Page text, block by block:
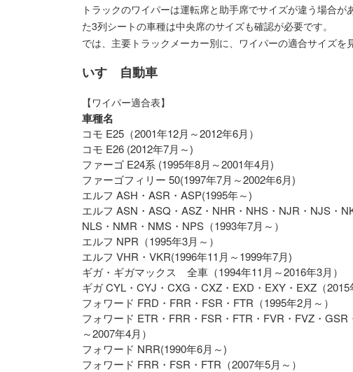
トラックのワイパーは運転席と助手席でサイズが違う場合
た3列シートの車種は中央席のサイズも確認が必要です。
では、主要トラックメーカー別に、ワイパーの適合サイズを
いすゞ自動車
【ワイパー適合表】
車種名
コモ E25（2001年12月～2012年6月）
コモ E26 (2012年7月～)
ファーゴ E24系 (1995年8月～2001年4月)
ファーゴフィリー 50(1997年7月～2002年6月)
エルフ ASH・ASR・ASP(1995年～)
エルフ ASN・ASQ・ASZ・NHR・NHS・NJR・NJS・
NLS・NMR・NMS・NPS（1993年7月～）
エルフ NPR（1995年3月～）
エルフ VHR・VKR(1996年11月～1999年7月)
ギガ・ギガマックス 全車（1994年11月～2016年3月）
ギガ CYL・CYJ・CXG・CXZ・EXD・EXY・EXZ（2015
フォワード FRD・FRR・FSR・FTR（1995年2月～）
フォワード ETR・FRR・FSR・FTR・FVR・FVZ・GSR
～2007年4月）
フォワード NRR(1990年6月～)
フォワード FRR・FSR・FTR（2007年5月～）